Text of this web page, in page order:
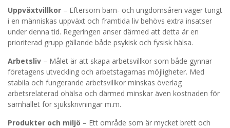
Uppväxtvillkor – Eftersom barn- och ungdomsåren väger tungt
i en människas uppväxt och framtida liv behövs extra insatser
under denna tid. Regeringen anser därmed att detta är en
prioriterad grupp gällande både psykisk och fysisk hälsa.
Arbetsliv – Målet är att skapa arbetsvillkor som både gynnar
företagens utveckling och arbetstagarnas möjligheter. Med
stabila och fungerande arbetsvillkor minskas överlag
arbetsrelaterad ohälsa och därmed minskar även kostnaden för
samhället för sjukskrivningar m.m.
Produkter och miljö – Ett område som är mycket brett och